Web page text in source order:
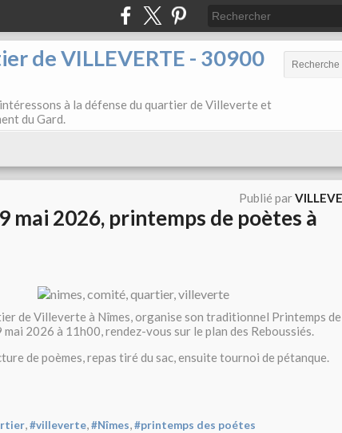
de VILLEVERTE - 30900
à la défense du quartier de Villeverte et
du Gard.
Publié par
mai 2026, printemps de poètes à
de Villeverte à Nîmes, organise son traditionnel Printemps de
mai 2026 à 11h00, rendez-vous sur le plan des Reboussiés.
de poèmes, repas tiré du sac, ensuite tournoi de pétanque.
,#villeverte,#Nîmes,#printemps des poétes